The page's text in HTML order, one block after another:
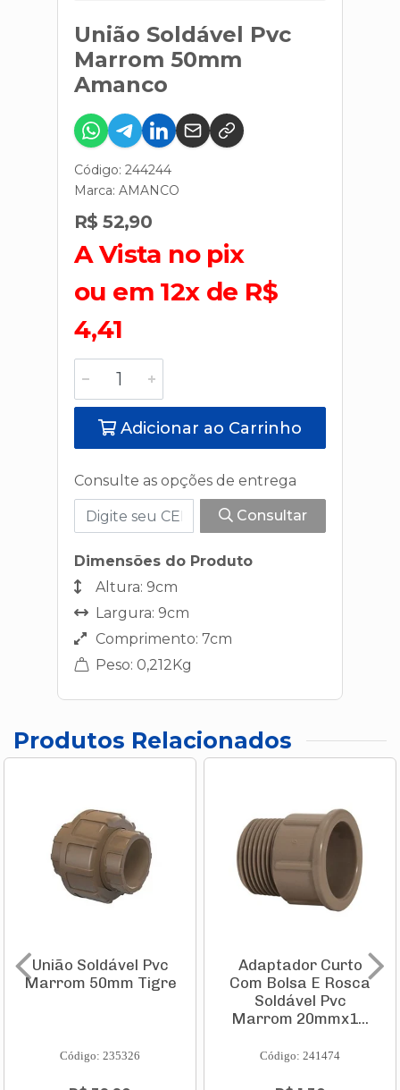
União Soldável Pvc
Marrom 50mm
Amanco
Código: 244244
Marca: AMANCO
R$ 52,90
A Vista no pix
ou em 12x de R$
4,41
Adicionar ao Carrinho
Consulte as opções de entrega
Consultar
Dimensões do Produto
Altura: 9cm
Largura: 9cm
Comprimento: 7cm
Peso: 0,212Kg
Produtos Relacionados
União Soldável Pvc
Marrom 50mm Tigre
Código: 235326
Adaptador Curto
Com Bolsa E Rosca
Soldável Pvc
Marrom 20mmx1...
Código: 241474